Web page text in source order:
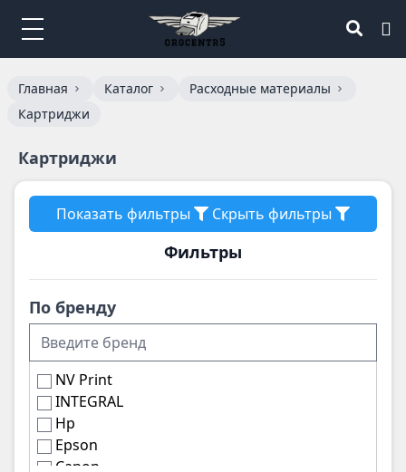
Главная Каталог
Расходные материалы
Картриджи
Картриджи
Показать фильтры Скрыть фильтры
Фильтры
По бренду
NV Print
INTEGRAL
Hp
Epson
Canon